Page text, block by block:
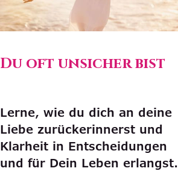
Du oft unsicher bist
Lerne, wie du dich an deine
Liebe zurückerinnerst und
Klarheit in Entscheidungen
und für Dein Leben erlangst.